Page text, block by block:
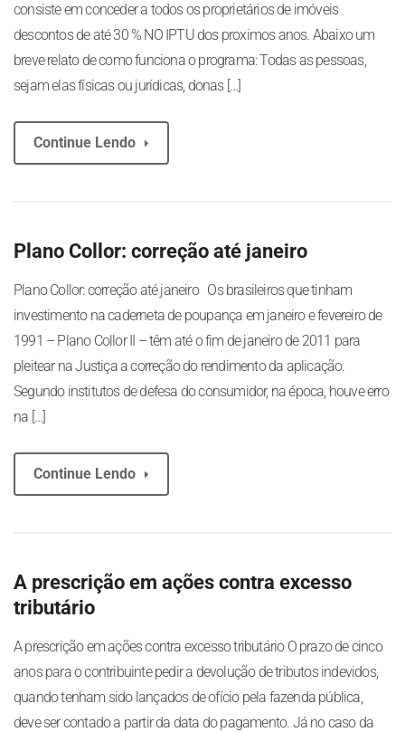
consiste em conceder a todos os proprietários de imóveis
descontos de até 30 % NO IPTU dos proximos anos. Abaixo um
breve relato de como funciona o programa: Todas as pessoas,
sejam elas físicas ou jurídicas, donas […]
Continue Lendo
Plano Collor: correção até janeiro
Plano Collor: correção até janeiro Os brasileiros que tinham
investimento na caderneta de poupança em janeiro e fevereiro de
1991 – Plano Collor II – têm até o fim de janeiro de 2011 para
pleitear na Justiça a correção do rendimento da aplicação.
Segundo institutos de defesa do consumidor, na época, houve erro
na […]
Continue Lendo
A prescrição em ações contra excesso
tributário
A prescrição em ações contra excesso tributário O prazo de cinco
anos para o contribuinte pedir a devolução de tributos indevidos,
quando tenham sido lançados de ofício pela fazenda pública,
deve ser contado a partir da data do pagamento. Já no caso da